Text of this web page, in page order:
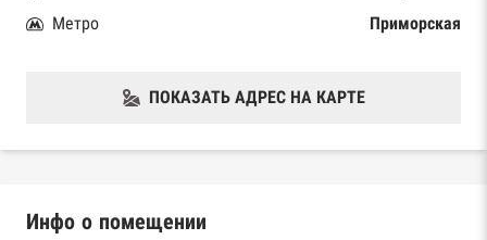
Метро
Приморская
ПОКАЗАТЬ АДРЕС НА КАРТЕ
Инфо о помещении